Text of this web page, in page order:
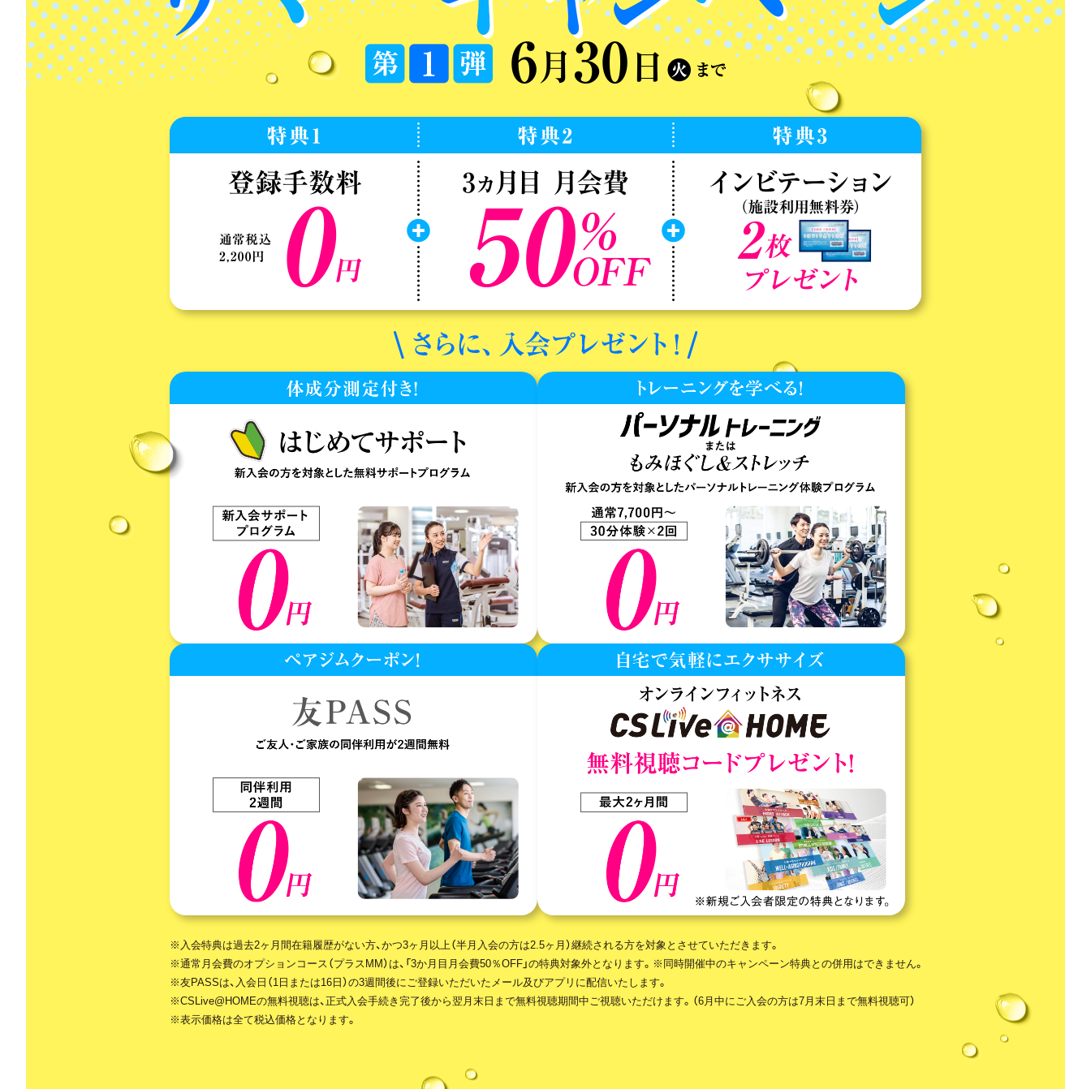
※入会特典は過去2ヶ月間在籍履歴がない方、かつ3ヶ月以上（半月入会の方は2.5ヶ月）継続される方を対象とさせていただきます。
※通常月会費のオプションコース（プラスMM）は、「3か月目月会費50％OFF」の特典対象外となります。※同時開催中のキャンペーン特典との併用はできません。
※友PASSは、入会日（1日または16日）の3週間後にご登録いただいたメール及びアプリに配信いたします。
※CSLive@HOMEの無料視聴は、正式入会手続き完了後から翌月末日まで無料視聴期間中ご視聴いただけます。（6月中にご入会の方は7月末日まで無料視聴可）
※表示価格は全て税込価格となります。